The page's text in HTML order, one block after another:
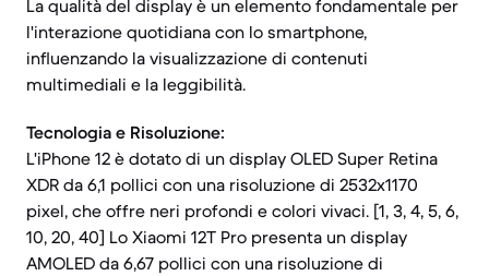
La qualità del display è un elemento fondamentale per
l'interazione quotidiana con lo smartphone,
influenzando la visualizzazione di contenuti
multimediali e la leggibilità.
Tecnologia e Risoluzione:
L'iPhone 12 è dotato di un display OLED Super Retina
XDR da 6,1 pollici con una risoluzione di 2532x1170
pixel, che offre neri profondi e colori vivaci. [1, 3, 4, 5, 6,
10, 20, 40] Lo Xiaomi 12T Pro presenta un display
AMOLED da 6,67 pollici con una risoluzione di